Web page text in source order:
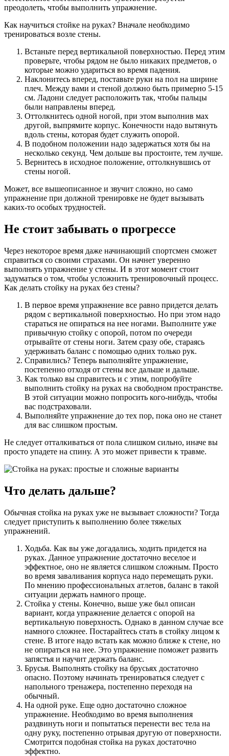
преодолеть, чтобы выполнить упражнение.
Как научиться стойке на руках? Вначале необходимо
тренироваться возле стены.
Встаньте перед вертикальной поверхностью. Перед этим
проверьте, чтобы рядом не было никаких предметов, о
которые можно удариться во время падения.
Наклонитесь вперед, поставьте руки на пол на ширине
плеч. Между вами и стеной должно быть примерно 5-15
см. Ладони следует расположить так, чтобы пальцы
были направлены вперед.
Оттолкнитесь одной ногой, при этом выполнив мах
другой, выпрямите корпус. Конечности надо вытянуть
вдоль стены, которая будет служить опорой.
В подобном положении надо задержаться хотя бы на
несколько секунд. Чем дольше вы простоите, тем лучше.
Вернитесь в исходное положение, оттолкнувшись от
стены ногой.
Может, все вышеописанное и звучит сложно, но само
упражнение при должной тренировке не будет вызывать
каких-то особых трудностей.
Не стоит забывать о прогрессе
Через некоторое время даже начинающий спортсмен сможет
справиться со своими страхами. Он начнет уверенно
выполнять упражнение у стены. И в этот момент стоит
задуматься о том, чтобы усложнить тренировочный процесс.
Как делать стойку на руках без стены?
В первое время упражнение все равно придется делать
рядом с вертикальной поверхностью. Но при этом надо
стараться не опираться на нее ногами. Выполните уже
привычную стойку с опорой, потом по очереди
отрывайте от стены ноги. Затем сразу обе, стараясь
удерживать баланс с помощью одних только рук.
Справились? Теперь выполняйте упражнение,
постепенно отходя от стены все дальше и дальше.
Как только вы справитесь и с этим, попробуйте
выполнить стойку на руках на свободном пространстве.
В этой ситуации можно попросить кого-нибудь, чтобы
вас подстраховали.
Выполняйте упражнение до тех пор, пока оно не станет
для вас слишком простым.
Не следует отталкиваться от пола слишком сильно, иначе вы
просто упадете на спину. А это может привести к травме.
Что делать дальше?
Обычная стойка на руках уже не вызывает сложности? Тогда
следует приступить к выполнению более тяжелых
упражнений.
Ходьба. Как вы уже догадались, ходить придется на
руках. Данное упражнение достаточно веселое и
эффектное, оно не является слишком сложным. Просто
во время заваливания корпуса надо перемещать руки.
По мнению профессиональных атлетов, баланс в такой
ситуации держать намного проще.
Стойка у стены. Конечно, выше уже был описан
вариант, когда упражнение делается с опорой на
вертикальную поверхность. Однако в данном случае все
намного сложнее. Постарайтесь стать в стойку лицом к
стене. В итоге надо встать как можно ближе к стене, но
не опираться на нее. Это упражнение поможет развить
запястья и научит держать баланс.
Брусья. Выполнять стойку на брусьях достаточно
опасно. Поэтому начинать тренироваться следует с
напольного тренажера, постепенно переходя на
обычный.
На одной руке. Еще одно достаточно сложное
упражнение. Необходимо во время выполнения
раздвинуть ноги и попытаться перенести вес тела на
одну руку, постепенно отрывая другую от поверхности.
Смотрится подобная стойка на руках достаточно
эффектно.